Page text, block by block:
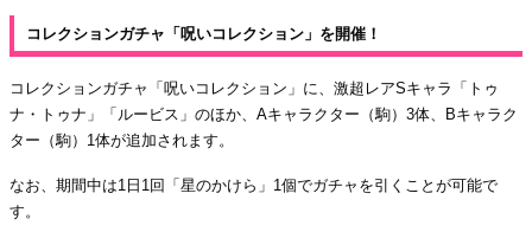
コレクションガチャ「呪いコレクション」を開催！
コレクションガチャ「呪いコレクション」に、激超レアSキャラ「トゥ
ナ・トゥナ」「ルービス」のほか、Aキャラクター（駒）3体、Bキャラク
ター（駒）1体が追加されます。
なお、期間中は1日1回「星のかけら」1個でガチャを引くことが可能で
す。